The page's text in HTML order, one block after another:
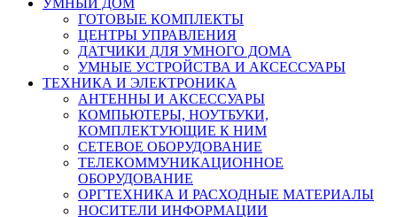
ГОТОВЫЕ КОМПЛЕКТЫ
ЦЕНТРЫ УПРАВЛЕНИЯ
ДАТЧИКИ ДЛЯ УМНОГО ДОМА
УМНЫЕ УСТРОЙСТВА И АКСЕССУАРЫ
ТЕХНИКА И ЭЛЕКТРОНИКА
АНТЕННЫ И АКСЕССУАРЫ
КОМПЬЮТЕРЫ, НОУТБУКИ,
КОМПЛЕКТУЮЩИЕ К НИМ
СЕТЕВОЕ ОБОРУДОВАНИЕ
ТЕЛЕКОММУНИКАЦИОННОЕ
ОБОРУДОВАНИЕ
ОРГТЕХНИКА И РАСХОДНЫЕ МАТЕРИАЛЫ
НОСИТЕЛИ ИНФОРМАЦИИ